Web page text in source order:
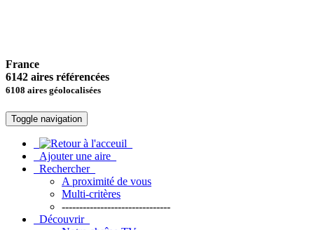
France
6142 aires référencées
6108 aires géolocalisées
Toggle navigation
Ajouter une aire
Rechercher
A proximité de vous
Multi-critères
-------------------------------
Découvrir